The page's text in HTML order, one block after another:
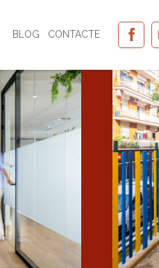
BLOG CONTACTE